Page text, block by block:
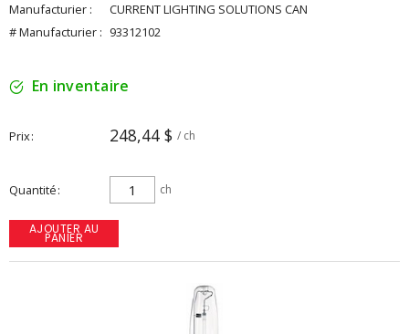
Manufacturier :
CURRENT LIGHTING SOLUTIONS CAN
# Manufacturier : 93312102
En inventaire
Prix 248,44 $ / ch
Quantité ch
AJOUTER AU
PANIER